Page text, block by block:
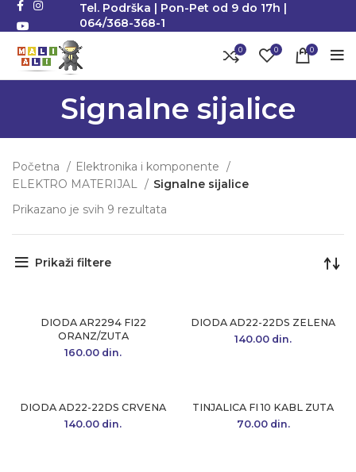
Tel. Podrška | Pon-Pet od 9 do 17h |
064/368-368-1
0 0 0
Signalne sijalice
Početna
Elektronika i komponente
ELEKTRO MATERIJAL
Signalne sijalice
Prikazano je svih 9 rezultata
Prikaži filtere
DIODA AR2294 FI22
ORANZ/ZUTA
160.00 din.
DIODA AD22-22DS ZELENA
140.00 din.
DIODA AD22-22DS CRVENA
140.00 din.
TINJALICA FI 10 KABL ZUTA
70.00 din.